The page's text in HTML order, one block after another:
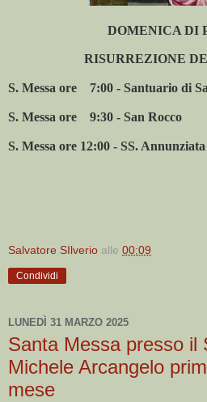
DOMENICA DI
RISURREZIONE
S. Messa ore 7:00 - Santuario di
S. Messa ore 9:30 - San Rocco
S. Messa ore 12:00 - SS. Annunziata
Salvatore SIlverio alle 00:09
Condividi
LUNEDÌ 31 MARZO 2025
Santa Messa presso il
Michele Arcangelo
mese